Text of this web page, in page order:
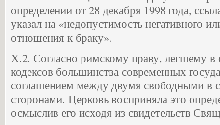
определении от 28 декабря 1998 года,
указал на «недопустимость негативного
отношения к браку».
Х.2. Согласно римскому праву, легшему в
кодексов большинства современных
соглашением между двумя свободными в
сторонами. Церковь восприняла это
осмыслив его исходя из свидетельств